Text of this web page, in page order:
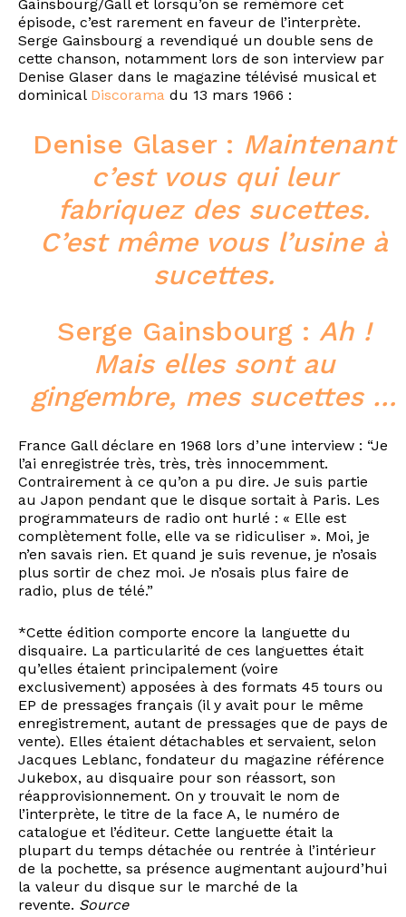
Gainsbourg/Gall et lorsqu’on se remémore cet
épisode, c’est rarement en faveur de l’interprète.
Serge Gainsbourg a revendiqué un double sens de
cette chanson, notamment lors de son interview par
Denise Glaser dans le magazine télévisé musical et
dominical Discorama du 13 mars 1966 :
Denise Glaser : Maintenant
c’est vous qui leur
fabriquez des sucettes.
C’est même vous l’usine à
sucettes.
Serge Gainsbourg :Ah !
Mais elles sont au
gingembre, mes sucettes …
France Gall déclare en 1968 lors d’une interview : “Je
l’ai enregistrée très, très, très innocemment.
Contrairement à ce qu’on a pu dire. Je suis partie
au Japon pendant que le disque sortait à Paris. Les
programmateurs de radio ont hurlé : « Elle est
complètement folle, elle va se ridiculiser ». Moi, je
n’en savais rien. Et quand je suis revenue, je n’osais
plus sortir de chez moi. Je n’osais plus faire de
radio, plus de télé.”
*Cette édition comporte encore la languette du
disquaire. La particularité de ces languettes était
qu’elles étaient principalement (voire
exclusivement) apposées à des formats 45 tours ou
EP de pressages français (il y avait pour le même
enregistrement, autant de pressages que de pays de
vente). Elles étaient détachables et servaient, selon
Jacques Leblanc, fondateur du magazine référence
Jukebox, au disquaire pour son réassort, son
réapprovisionnement. On y trouvait le nom de
l’interprète, le titre de la face A, le numéro de
catalogue et l’éditeur. Cette languette était la
plupart du temps détachée ou rentrée à l’intérieur
de la pochette, sa présence augmentant aujourd’hui
la valeur du disque sur le marché de la
revente. Source